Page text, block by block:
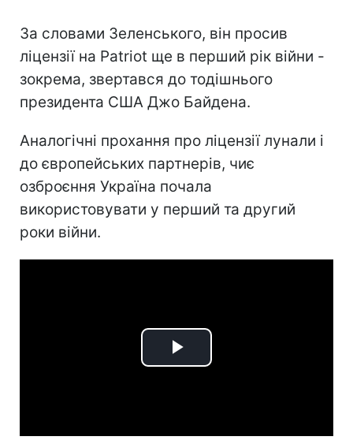
За словами Зеленського, він просив
ліцензії на Patriot ще в перший рік війни -
зокрема, звертався до тодішнього
президента США Джо Байдена.
Аналогічні прохання про ліцензії лунали і
до європейських партнерів, чиє
озброєння Україна почала
використовувати у перший та другий
роки війни.
Play